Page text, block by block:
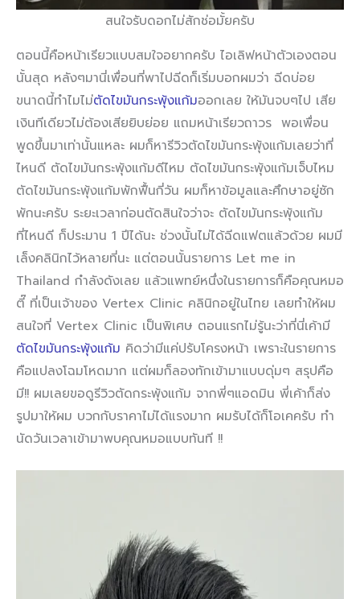
สนใจรับดอกไม่สักช่อมั้ยครับ
ตอนนี้คือหน้าเรียวแบบสมใจอยากครับ ไอเลิฟหน้าตัวเองตอน
นั้นสุด หลังๆมานี่เพื่อนที่พาไปฉีดก็เริ่มบอกผมว่า ฉีดบ่อย
ขนาดนี้ทำไมไม่ตัดไขมันกระพุ้งแก้มออกเลย ให้มันจบๆไป เสีย
เงินทีเดียวไม่ต้องเสียยิบย่อย แถมหน้าเรียวถาวร พอเพื่อน
พูดขึ้นมาเท่านั้นแหละ ผมก็หารีวิวตัดไขมันกระพุ้งแก้มเลยว่าที่
ไหนดี ตัดไขมันกระพุ้งแก้มดีไหม ตัดไขมันกระพุ้งแก้มเจ็บไหม
ตัดไขมันกระพุ้งแก้มพักฟื้นกี่วัน ผมก็หาข้อมูลและศึกษาอยู่ซัก
พักนะครับ ระยะเวลาก่อนตัดสินใจว่าจะ ตัดไขมันกระพุ้งแก้ม
ที่ไหนดี ก็ประมาน 1 ปีได้นะ ช่วงนั้นไม่ได้ฉีดแฟตแล้วด้วย ผมมี
เล็งคลินิกไว้หลายที่นะ แต่ตอนนั้นรายการ Let me in
Thailand กำลังดังเลย แล้วแพทย์หนึ่งในรายการก็คือคุณหมอ
ตี๊ ที่เป็นเจ้าของ Vertex Clinic คลินิกอยู่ในไทย เลยทำให้ผม
สนใจที่ Vertex Clinic เป็นพิเศษ ตอนแรกไม่รู้นะว่าที่นี่เค้ามี
ตัดไขมันกระพุ้งแก้ม คิดว่ามีแค่ปรับโครงหน้า เพราะในรายการ
คือแปลงโฉมโหดมาก แต่ผมก็ลองทักเข้ามาแบบดุ่มๆ สรุปคือ
มี!! ผมเลยขอดูรีวิวตัดกระพุ้งแก้ม จากพี่ๆแอดมิน พี่เค้าก็ส่ง
รูปมาให้ผม บวกกับราคาไม่ได้แรงมาก ผมรับได้ก็โอเคครับ ทำ
นัดวันเวลาเข้ามาพบคุณหมอแบบทันที !!